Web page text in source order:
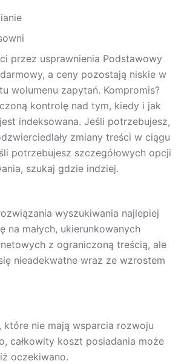
przez usprawnienia Podstawowy
a ceny pozostają niskie w
wolumenu zapytań. Kompromis?
kontrolę nad tym, kiedy i jak
indeksowana. Jeśli potrzebujesz,
zmiany treści w ciągu
potrzebujesz szczegółowych opcji
szukaj gdzie indziej.
wyszukiwania najlepiej
na małych, ukierunkowanych
z ograniczoną treścią, ale
nieadekwatne wraz ze wzrostem
które nie mają wsparcia rozwoju
całkowity koszt posiadania może
oczekiwano.